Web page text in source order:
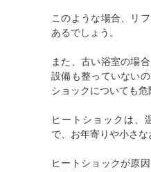
このような場合、リ
あるでしょう。
また、古い浴室の場
設備も整っていない
ショックについても危
ヒートショックは、
で、お年寄りや小さな
ヒートショックが原